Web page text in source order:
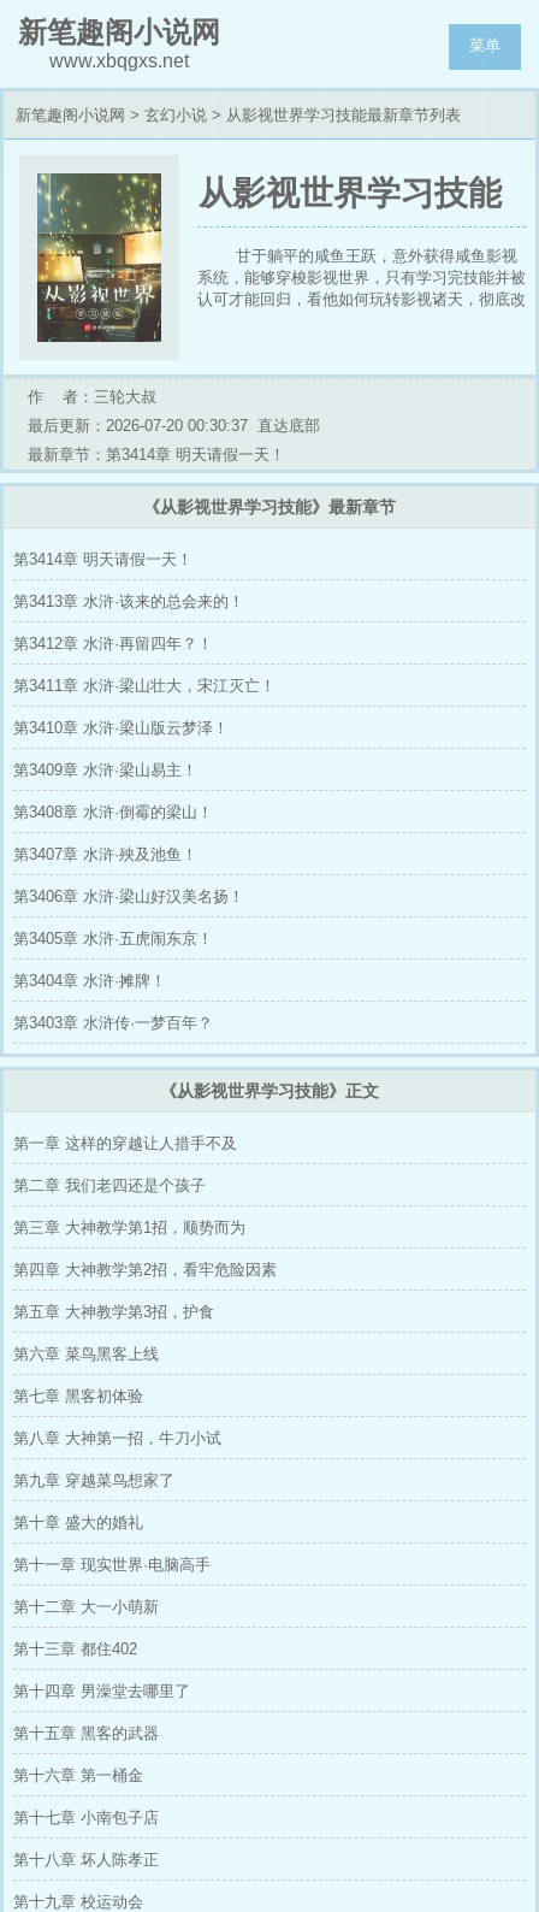
新笔趣阁小说网
www.xbqgxs.net
菜单
新笔趣阁小说网 > 玄幻小说 > 从影视世界学习技能最新章节列表
从影视世界学习技能
甘于躺平的咸鱼王跃，意外获得咸鱼影视
系统，能够穿梭影视世界，只有学习完技能并被
认可才能回归，看他如何玩转影视诸天，彻底改
个世界，一起同过窗 第十个世界，天龙八部 第
十一世界，初恋那件小事 第十二世界，知否知
否应是绿肥红瘦
作 者：三轮大叔
最后更新：2026-07-20 00:30:37 直达底部
最新章节：第3414章 明天请假一天！
《从影视世界学习技能》最新章节
第3414章 明天请假一天！
第3413章 水浒·该来的总会来的！
第3412章 水浒·再留四年？！
第3411章 水浒·梁山壮大，宋江灭亡！
第3410章 水浒·梁山版云梦泽！
第3409章 水浒·梁山易主！
第3408章 水浒·倒霉的梁山！
第3407章 水浒·殃及池鱼！
第3406章 水浒·梁山好汉美名扬！
第3405章 水浒·五虎闹东京！
第3404章 水浒·摊牌！
第3403章 水浒传·一梦百年？
《从影视世界学习技能》正文
第一章 这样的穿越让人措手不及
第二章 我们老四还是个孩子
第三章 大神教学第1招，顺势而为
第四章 大神教学第2招，看牢危险因素
第五章 大神教学第3招，护食
第六章 菜鸟黑客上线
第七章 黑客初体验
第八章 大神第一招，牛刀小试
第九章 穿越菜鸟想家了
第十章 盛大的婚礼
第十一章 现实世界·电脑高手
第十二章 大一小萌新
第十三章 都住402
第十四章 男澡堂去哪里了
第十五章 黑客的武器
第十六章 第一桶金
第十七章 小南包子店
第十八章 坏人陈孝正
第十九章 校运动会